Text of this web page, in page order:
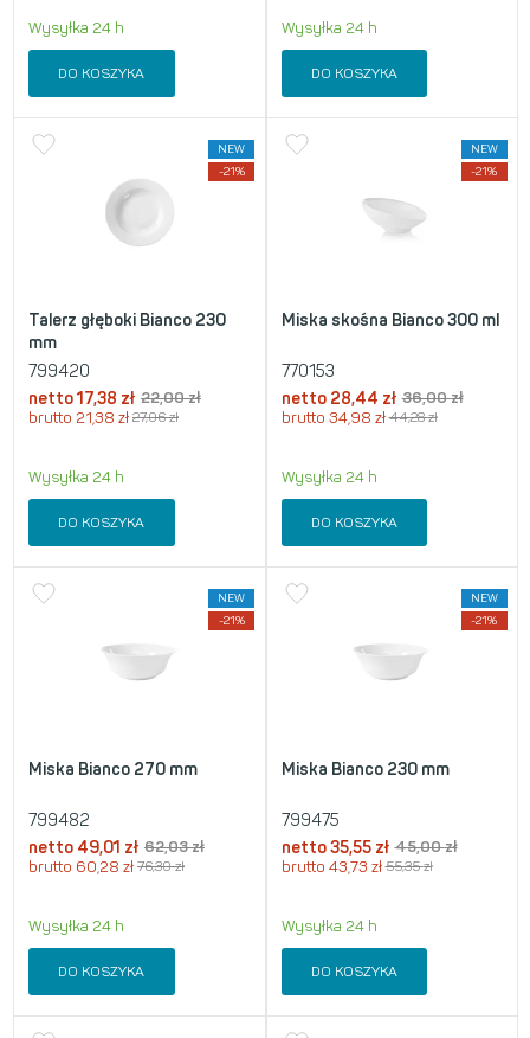
Wysyłka 24 h
DO KOSZYKA
Wysyłka 24 h
DO KOSZYKA
NEW
-21%
Talerz głęboki Bianco 230
mm
799420
netto17,38 zł 22,00zł
brutto 21,38 zł 27,06zł
Wysyłka 24 h
DO KOSZYKA
NEW
-21%
Miska skośna Bianco 300 ml
770153
netto 28,44 zł 36,00zł
brutto 34,98 zł 44,28zł
Wysyłka 24 h
DO KOSZYKA
NEW
-21%
Miska Bianco 270 mm
799482
netto 49,01 zł 62,03zł
brutto 60,28 zł 76,30zł
Wysyłka 24 h
DO KOSZYKA
NEW
-21%
Miska Bianco 230 mm
799475
netto 35,55 zł 45,00zł
brutto 43,73 zł 55,35zł
Wysyłka 24 h
DO KOSZYKA